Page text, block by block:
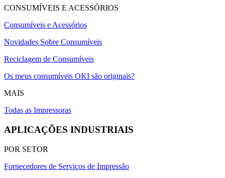
CONSUMÍVEIS E ACESSÓRIOS
Consumíveis e Acessórios
Novidades Sobre Consumíveis
Reciclagem de Consumíveis
Os meus consumíveis OKI são originais?
MAIS
Todas as Impressoras
APLICAÇÕES INDUSTRIAIS
POR SETOR
Fornecedores de Serviços de Impressão